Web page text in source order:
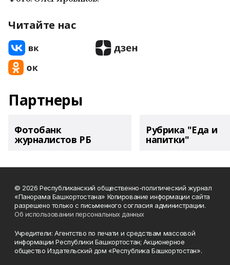
Читайте нас
Партнеры
Фотобанк
журналистов РБ
Рубрика "Еда и
напитки"
© 2026 Республиканский общественно-политический журнал
«Панорама Башкортостана» Копирование информации сайта
разрешено только с письменного согласия администрации.
Об использовании персональных данных
Учредители: Агентство по печати и средствам массовой
информации Республики Башкортостан; Акционерное
общество Издательский дом «Республика Башкортостан».